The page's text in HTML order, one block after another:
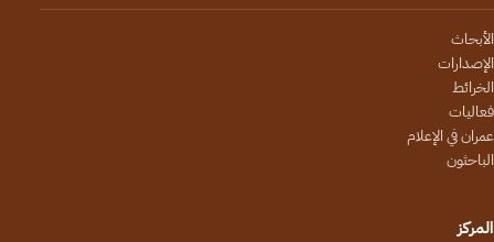
الأبحاث
الإصدارات
الخرائط
فعاليات
عمران في الإعلام
الباحثون
المركز